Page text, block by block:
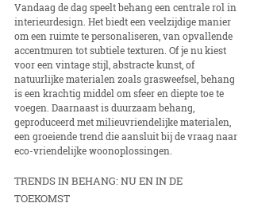
Vandaag de dag speelt behang een centrale rol in
interieurdesign. Het biedt een veelzijdige manier
om een ruimte te personaliseren, van opvallende
accentmuren tot subtiele texturen. Of je nu kiest
voor een vintage stijl, abstracte kunst, of
natuurlijke materialen zoals grasweefsel, behang
is een krachtig middel om sfeer en diepte toe te
voegen. Daarnaast is duurzaam behang,
geproduceerd met milieuvriendelijke materialen,
een groeiende trend die aansluit bij de vraag naar
eco-vriendelijke woonoplossingen.
TRENDS IN BEHANG: NU EN IN DE
TOEKOMST